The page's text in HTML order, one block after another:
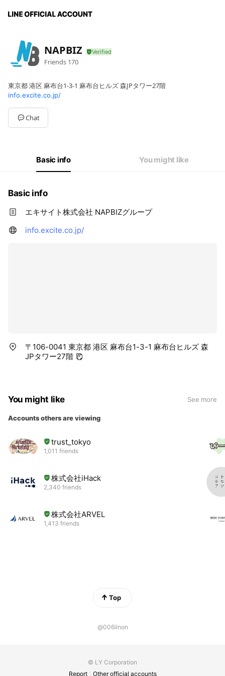
NAPBIZ
Friends 170
東京都 港区 麻布台1-3-1 麻布台ヒルズ 森JPタワー27階
info.excite.co.jp/
Chat
Basic info You might like
Basic info
エキサイト株式会社 NAPBIZグループ
info.excite.co.jp/
〒106-0041 東京都 港区 麻布台1-3-1 麻布台ヒルズ 森
JPタワー27階
You might like See more
Accounts others are viewing
trust_tokyo
1,011 friends
株式会社iHack
2,340 friends
株式会社ARVEL
1,413 friends
Top
@006ilnon
© LY Corporation
Report
Other official accounts